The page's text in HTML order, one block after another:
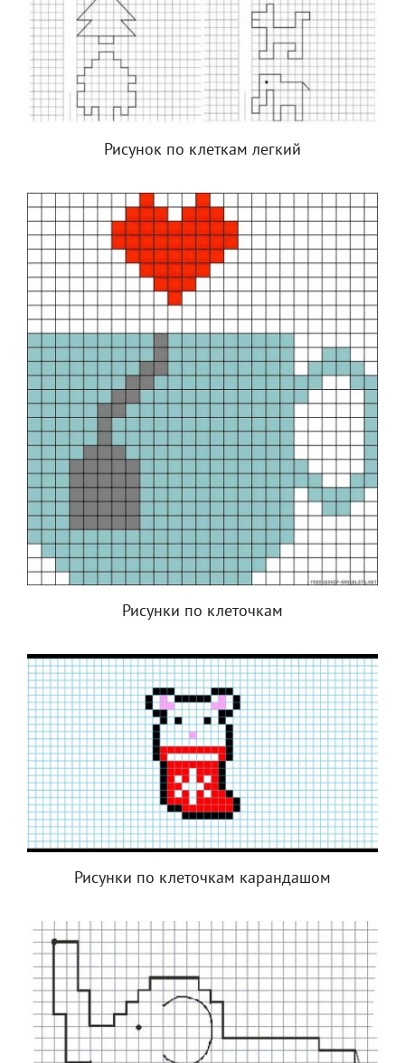
Рисунок по клеткам легкий
Рисунки по клеточкам
Рисунки по клеточкам карандашом